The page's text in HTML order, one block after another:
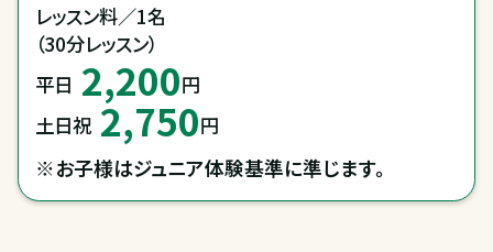
レッスン料／1名
（30分レッスン）
平日 2,200円
土日祝 2,750円
※お子様はジュニア体験基準に準じます。